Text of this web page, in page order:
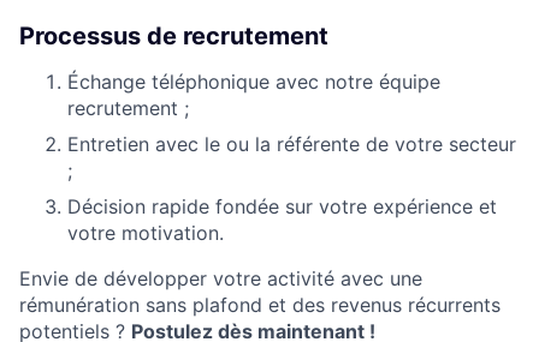
Processus de recrutement
Échange téléphonique avec notre équipe
recrutement ;
Entretien avec le ou la référente de votre secteur
;
Décision rapide fondée sur votre expérience et
votre motivation.
Envie de développer votre activité avec une
rémunération sans plafond et des revenus récurrents
potentiels ? Postulez dès maintenant !